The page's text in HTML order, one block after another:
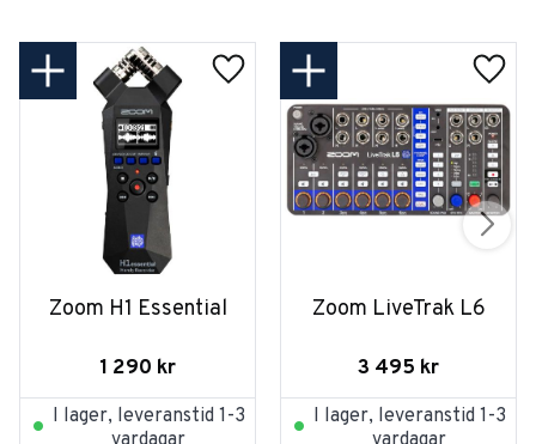
Zoom H1 Essential
1 290 kr
I lager, leveranstid 1-3
Zoom LiveTrak L6
3 495 kr
I lager, leveranstid 1-3